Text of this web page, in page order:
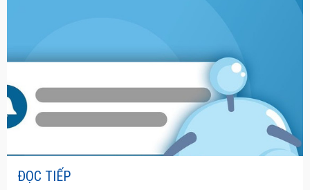
ĐỌC TIẾP